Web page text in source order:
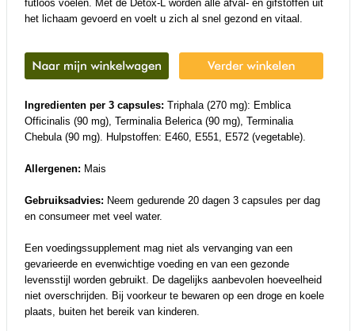
futloos voelen. Met de Detox-L worden alle afval- en gifstoffen uit
het lichaam gevoerd en voelt u zich al snel gezond en vitaal.
Ingredienten per 3 capsules: Triphala (270 mg): Emblica
Officinalis (90 mg), Terminalia Belerica (90 mg), Terminalia
Chebula (90 mg). Hulpstoffen: E460, E551, E572 (vegetable).
Allergenen: Mais
Gebruiksadvies: Neem gedurende 20 dagen 3 capsules per dag
en consumeer met veel water.
Een voedingssupplement mag niet als vervanging van een
gevarieerde en evenwichtige voeding en van een gezonde
levensstijl worden gebruikt. De dagelijks aanbevolen hoeveelheid
niet overschrijden. Bij voorkeur te bewaren op een droge en koele
plaats, buiten het bereik van kinderen.